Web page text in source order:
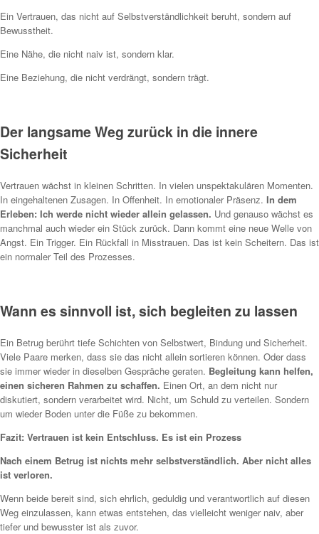
Ein Vertrauen, das nicht auf Selbstverständlichkeit beruht, sondern auf
Bewusstheit.
Eine Nähe, die nicht naiv ist, sondern klar.
Eine Beziehung, die nicht verdrängt, sondern trägt.
Der langsame Weg zurück in die innere
Sicherheit
Vertrauen wächst in kleinen Schritten. In vielen unspektakulären Momenten.
In eingehaltenen Zusagen. In Offenheit. In emotionaler Präsenz. In dem
Erleben: Ich werde nicht wieder allein gelassen. Und genauso wächst es
manchmal auch wieder ein Stück zurück. Dann kommt eine neue Welle von
Angst. Ein Trigger. Ein Rückfall in Misstrauen. Das ist kein Scheitern. Das ist
ein normaler Teil des Prozesses.
Wann es sinnvoll ist, sich begleiten zu lassen
Ein Betrug berührt tiefe Schichten von Selbstwert, Bindung und Sicherheit.
Viele Paare merken, dass sie das nicht allein sortieren können. Oder dass
sie immer wieder in dieselben Gespräche geraten. Begleitung kann helfen,
einen sicheren Rahmen zu schaffen. Einen Ort, an dem nicht nur
diskutiert, sondern verarbeitet wird. Nicht, um Schuld zu verteilen. Sondern
um wieder Boden unter die Füße zu bekommen.
Fazit: Vertrauen ist kein Entschluss. Es ist ein Prozess
Nach einem Betrug ist nichts mehr selbstverständlich. Aber nicht alles
ist verloren.
Wenn beide bereit sind, sich ehrlich, geduldig und verantwortlich auf diesen
Weg einzulassen, kann etwas entstehen, das vielleicht weniger naiv, aber
tiefer und bewusster ist als zuvor.